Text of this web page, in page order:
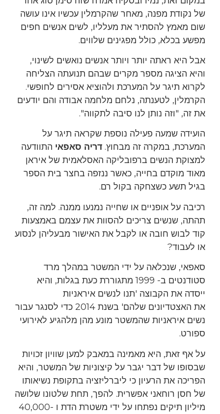
של נקודת מפנה, מאחר שהקרמלין עכשיו אינו עושה
שום מאמץ להסתיר את מעלליו, לשים אנשים חפים
מפשע בכלא, כולל מפגינים שלווים.
אבל היא ראתה יותר ויותר אנשים נואשים לשינוי,
והיא הציגה מספר מקרים שבהם תנועתה הצליחה
לקרוא תיגר על המערכת ולהוציא אסירים לחופשי.
הקרמלין, לטענתה, נלחם מלחמה אבודה והם יודעים
את זה, "וזה נותן לנו סיבה לתקווה".
הועידה שמעה פעילה נוספת שקראה תיגר על
המערכת, במקרה זה מבחוץ. דריה סאפאי התוודעה
למצוקת הנשים ברפובליקה האסלאמית של איראן
מאוד מוקדם בחייה, כאשר ננזפה בחצר בית הספר
בגיל תשע כשצחקה בקול רם.
רכיבה על אופניים או שחייה נמנעו ממנה. למה זה,
תהתה, שנשים צריכים להסוות את עצמם באמצעות
קוד לבוש חובה או לקבל את האישור מבעליהן לנסוע
או לעבוד?
סאפאי, שנכלאה על ידי המשטר במהלך מרד
סטודנטים ב- 1999 מתגוררת כעת בגלות, והיא
ייסדה את הקבוצה 'תנו לנשים איראניות
את האצטדיונים שלהם' בשנת 2014 כדי לסנגר עבור
נשים איראניות שהמשטר מונע מהן מלהגיע לאירועי
ספורט.
על אף זאת, היא מאמינה במאבק למען שוויון זכויות
שבסופו של דבר יגבר על קיצוניות של המשטר, והיא
הפריכה את הרעיון כי ליברליזציה בתקופת נשיאותו
של חסן רוחאני אפשרית. להפך, תחת שלטונו שלושה
מיליון תיקים נפתחו על ידי משטרת הדת ו -40,000